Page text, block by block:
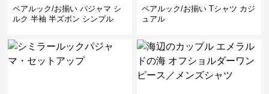
ペアルック/お揃い パジャマ シ
ルク 半袖 半ズボン シンプル
ペアルック/お揃い Tシャツ カジ
ュアル